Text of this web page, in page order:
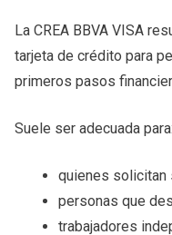
La CREA BBVA VISA
tarjeta de crédito para
primeros pasos
Suele ser adecuada para:
quienes solicitan
personas que
trabajadores